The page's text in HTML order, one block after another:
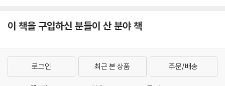
이 책을 구입하신 분들이 산 분야 책
로그인 최근 본 상품 주문/배송